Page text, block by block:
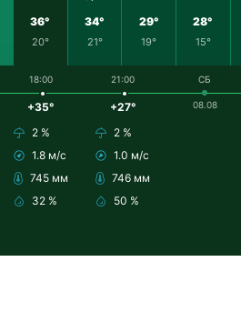
36°
20°
34°
21°
29°
19°
28°
15°
18:00
+35°
2 %
1.8 м/с
745 мм
32 %
21:00
+27°
2 %
1.0 м/с
746 мм
50 %
СБ
08.08